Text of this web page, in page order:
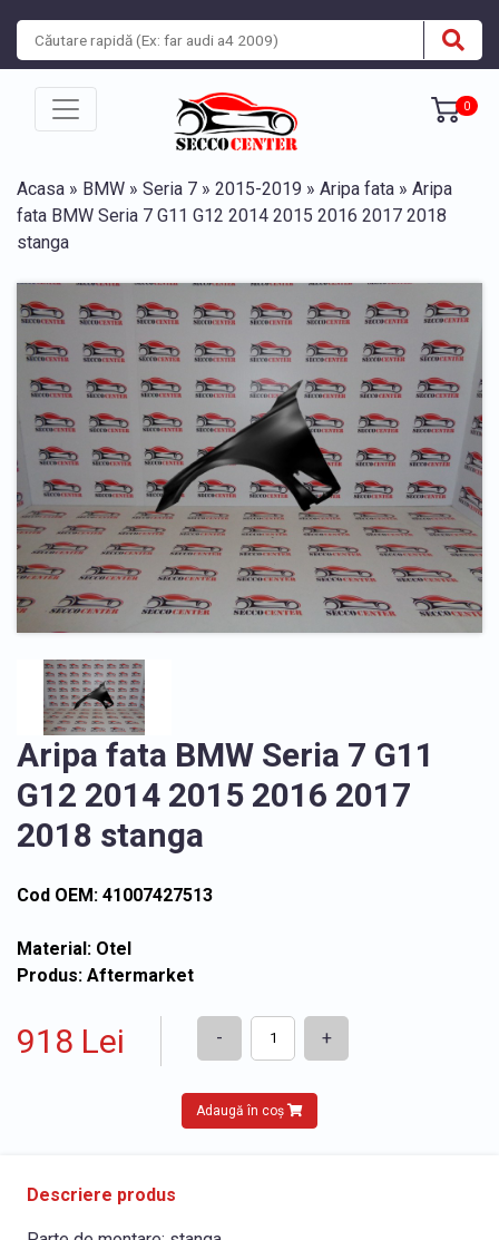
0
Acasa » BMW » Seria 7 » 2015-2019 » Aripa fata » Aripa
fata BMW Seria 7 G11 G12 2014 2015 2016 2017 2018
stanga
Aripa fata BMW Seria 7 G11
G12 2014 2015 2016 2017
2018 stanga
Cod OEM: 41007427513
Material: Otel
Produs: Aftermarket
918 Lei - +
Adaugă în coș
Descriere produs